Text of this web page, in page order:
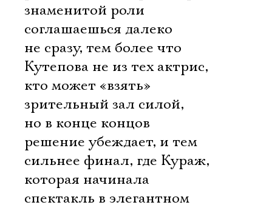
знаменитой роли
соглашаешься далеко
не сразу, тем более что
Кутепова не из тех актрис,
кто может «взять»
зрительный зал силой,
но в конце концов
решение убеждает, и тем
сильнее финал, где Кураж,
которая начинала
спектакль в элегантном